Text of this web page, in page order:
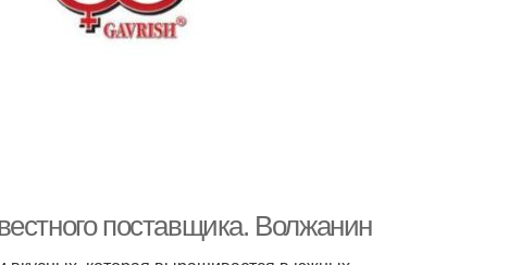
поставщика. Волжанин